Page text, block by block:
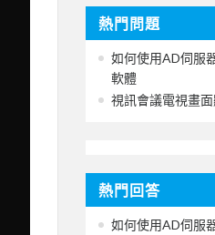
熱門問題
如何使用AD伺服
軟體
視訊會議電視畫
熱門回答
如何使用AD伺服